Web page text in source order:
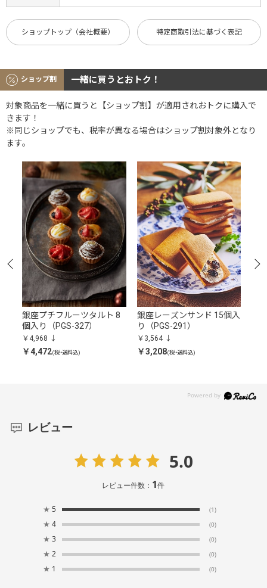
ショップトップ（会社概要） 特定商取引法に基づく表記
ショップ割 一緒に買うとおトク！
対象商品を一緒に買うと【ショップ割】が適用されおトクに購入で
きます！
※同じショップでも、税率が異なる場合はショップ割対象外となり
ます。
銀座プチフルーツタルト 8
個入り（PGS-327）
￥4,968
￥4,472(税・送料込)
銀座レーズンサンド 15個入
り（PGS-291）
￥3,564
￥3,208(税・送料込)
レビュー
5.0
レビュー件数： 1件
★ 5 (1)
★ 4 (0)
★ 3 (0)
★ 2 (0)
★ 1 (0)